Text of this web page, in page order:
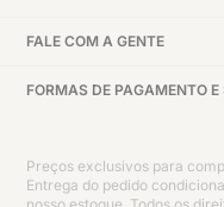
FALE COM A GENTE
FORMAS DE PAGAMENTO
Preços exclusivos para
Entrega do pedido